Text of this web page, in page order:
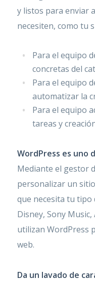
y listos para enviar
necesiten, como tu
Para el equipo
concretas del
Para el equipo
automatizar la
Para el equipo
tareas y
WordPress es uno
Mediante el gestor
personalizar un
que necesita tu tipo
Disney, Sony
utilizan WordPress
web.
Da un lavado de